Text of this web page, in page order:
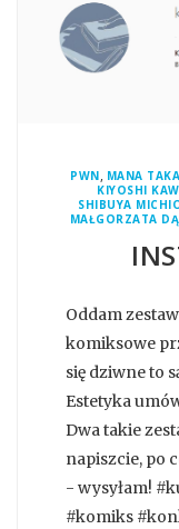
PWN, MANA
KIYOSHI
SHIBUYA
MAŁGORZATA
Oddam
komiksowe
się dziwne to
Estetyka
Dwa takie
napiszcie, po
- wysyłam!
#komiks